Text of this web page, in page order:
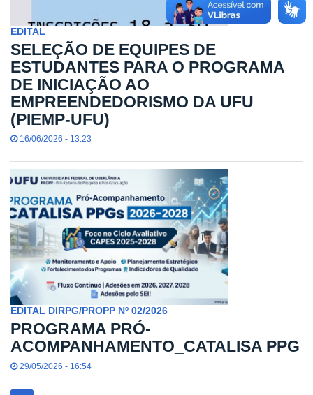
EDITAL
SELEÇÃO DE EQUIPES DE
ESTUDANTES PARA O PROGRAMA
DE INICIAÇÃO AO
EMPREENDEDORISMO DA UFU
(PIEMP-UFU)
16/06/2026 - 13:23
EDITAL DIRPG/PROPP Nº 02/2026
PROGRAMA PRÓ-
ACOMPANHAMENTO_CATALISA PPG
29/05/2026 - 16:54